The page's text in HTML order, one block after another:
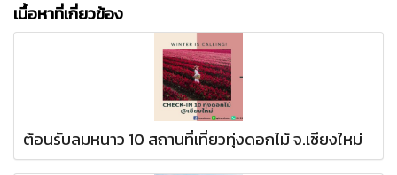
เนื้อหาที่เกี่ยวข้อง
ต้อนรับลมหนาว 10 สถานที่เที่ยวทุ่งดอกไม้ จ.เชียงใหม่